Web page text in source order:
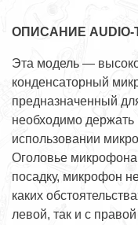
ОПИСАНИЕ AUDIO-
Эта модель —
конденсаторный
предназначенный
необходимо
использовании
Оголовье
посадку, микрофон
каких
левой, так и с